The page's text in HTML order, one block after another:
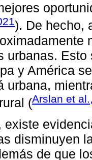
). De hecho,
urbanas.
y América
urbana,
(Arslan et
existe
disminuyen
de que